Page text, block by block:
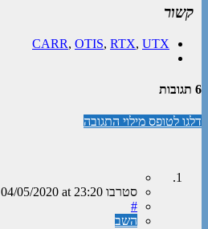
קשור
CARR, OTIS, RTX, UTX
6 תגובות
דלגו לטופס מילוי התגובה
סטרבו 04/05/2020 at 23:20
#
השב